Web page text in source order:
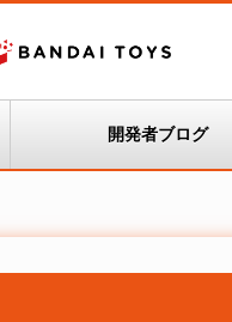
開発者ブログ